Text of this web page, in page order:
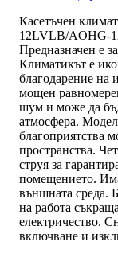
Касетъчен
12LVLB/AOHG-
Предназначен е
Климатикът е
благодарение на
мощен
шум и може да
атмосфера.
благоприятства
пространства.
струя за
помещението.
външната среда.
на работа
електричество.
включване и